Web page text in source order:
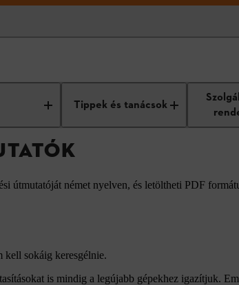
Tippek és tanácsok
útmutatóját német nyelven, és letöltheti PDF
sokáig keresgélnie.
is mindig a legújabb gépekhez igazítjuk.